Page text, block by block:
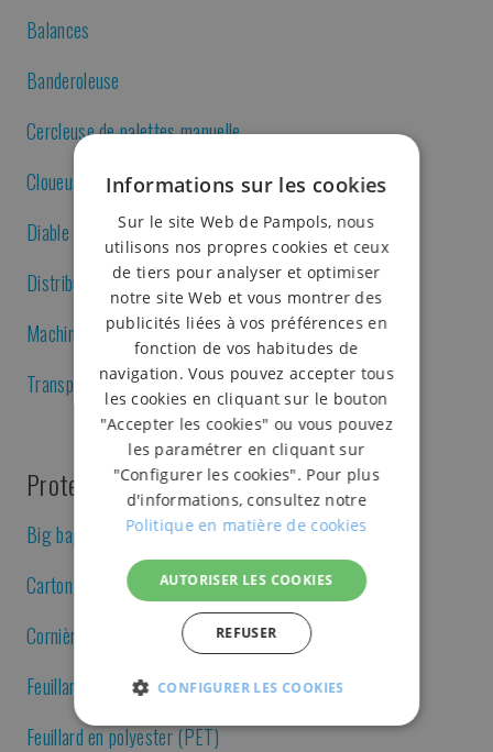
Balances
Banderoleuse
Cercleuse de palettes manuelle
Cloueuse pneumatique
Diable de transport
Distributeur de bobines
Machine à coudre et à liserer les sacs
Transpalette manuel
Protection, palettisation et arrimage
Big bag
Carton ondulé
Cornière en polychlorure de vinyle ou de polyéthylène
Feuillard en acier
Feuillard en polyester (PET)
Informations sur les cookies
Sur le site Web de Pampols, nous
utilisons nos propres cookies et ceux
de tiers pour analyser et optimiser
notre site Web et vous montrer des
publicités liées à vos préférences en
fonction de vos habitudes de
navigation. Vous pouvez accepter tous
les cookies en cliquant sur le bouton
"Accepter les cookies" ou vous pouvez
les paramétrer en cliquant sur
"Configurer les cookies". Pour plus
d'informations, consultez notre
Politique en matière de cookies
AUTORISER LES COOKIES
REFUSER
CONFIGURER LES COOKIES
NÉCESSAIRES
PERFORMANCE